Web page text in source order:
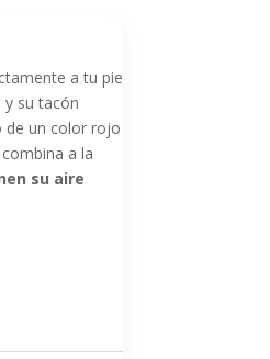
a tu pie
su tacón
de un color rojo
a la
su aire